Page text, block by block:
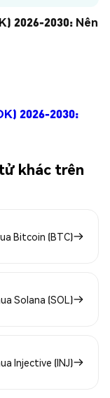
2026-2030: Nên
2026-2030:
khác trên
Bitcoin (BTC)
Solana (SOL)
Injective (INJ)